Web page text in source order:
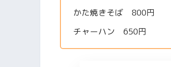
かた焼きそば 800円
チャーハン 650円